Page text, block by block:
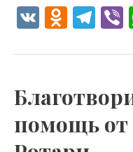
V O
n
kl
as
T
e
a
m
помощь
Благотворительная
помощь
от
Клуба